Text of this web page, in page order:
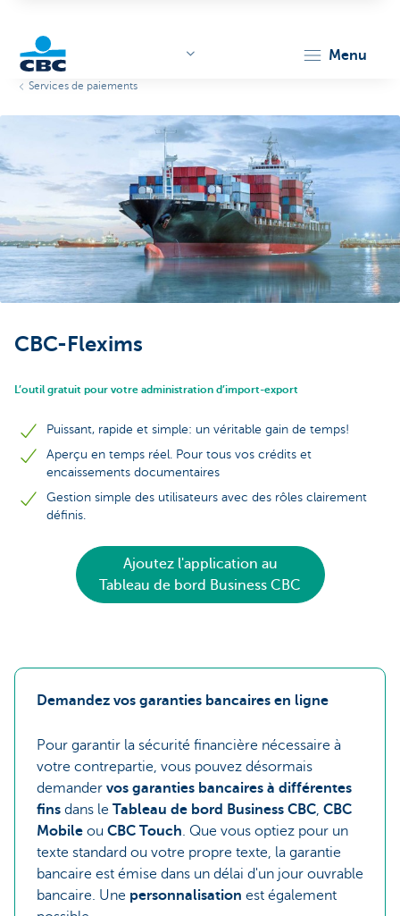
Corporate
menu
Services de paiements
CBC-Flexims
L’outil gratuit pour votre administration d’import-export
Puissant, rapide et simple: un véritable gain de temps!
Aperçu en temps réel. Pour tous vos crédits et
encaissements documentaires
Gestion simple des utilisateurs avec des rôles clairement
définis.
Ajoutez l'application au
Tableau de bord Business CBC
Demandez vos garanties bancaires en ligne
Pour garantir la sécurité financière nécessaire à
votre contrepartie, vous pouvez désormais
demander vos garanties bancaires à différentes
fins dans le Tableau de bord Business CBC, CBC
Mobile ou CBC Touch. Que vous optiez pour un
texte standard ou votre propre texte, la garantie
bancaire est émise dans un délai d'un jour ouvrable
bancaire. Une personnalisation est également